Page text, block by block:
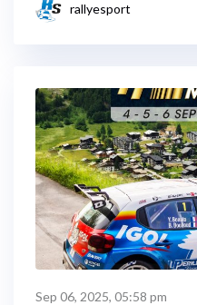
rallyesport
Sep 06, 2025, 05:58 pm